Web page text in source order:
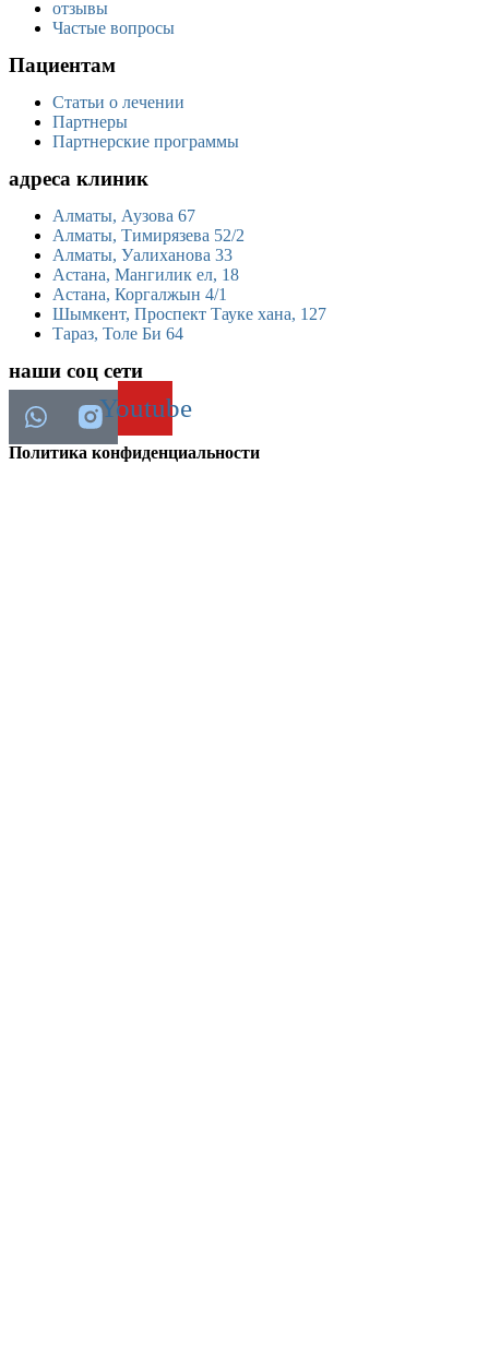
отзывы
Частые вопросы
Пациентам
Статьи о лечении
Партнеры
Партнерские программы
адреса клиник
Алматы, Аузова 67
Алматы, Тимирязева 52/2
Алматы, Уалиханова 33
Астана, Мангилик ел, 18
Астана, Коргалжын 4/1
Шымкент, Проспект Тауке хана, 127
Тараз, Толе Би 64
наши соц сети
Youtube
Политика конфиденциальности